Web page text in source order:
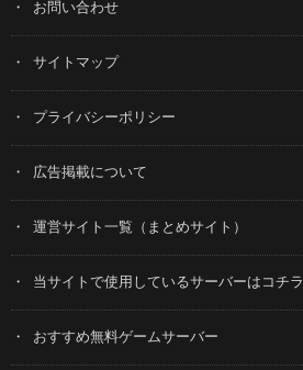
お問い合わせ
サイトマップ
プライバシーポリシー
広告掲載について
運営サイト一覧（まとめサイト）
当サイトで使用しているサーバーはコチラ
おすすめ無料ゲームサーバー